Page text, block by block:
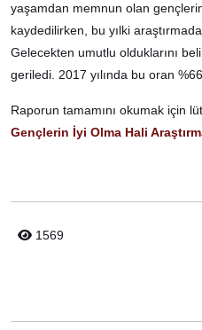
yaşamdan memnun olan
kaydedilirken, bu yılki
Gelecekten umutlu olduklarını
geriledi. 2017 yılında bu oran
Raporun tamamını okumak için
Gençlerin İyi Olma Hali
1569